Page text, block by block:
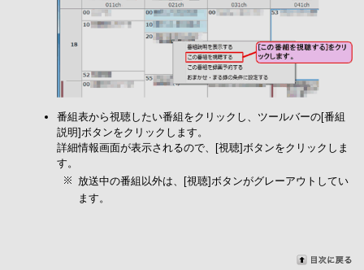
番組表から視聴したい番組をクリックし、ツールバーの[番組
説明]ボタンをクリックします。
詳細情報画面が表示されるので、[視聴]ボタンをクリックしま
す。
放送中の番組以外は、[視聴]ボタンがグレーアウトしてい
ます。